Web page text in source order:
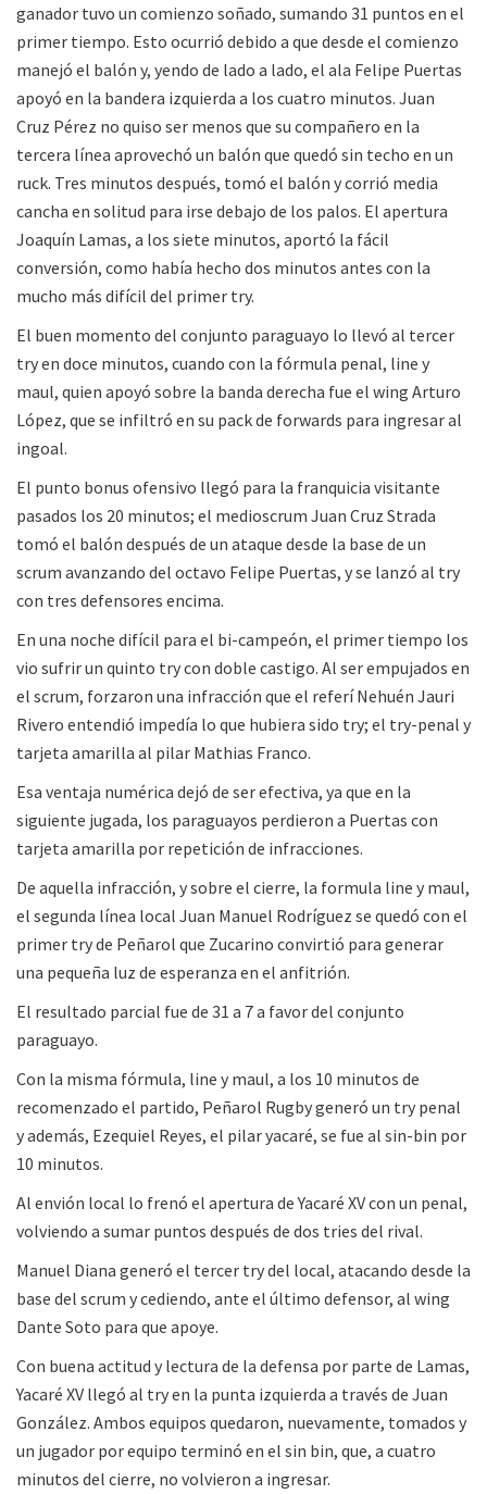
ganador tuvo un comienzo soñado, sumando 31 puntos en el
primer tiempo. Esto ocurrió debido a que desde el comienzo
manejó el balón y, yendo de lado a lado, el ala Felipe Puertas
apoyó en la bandera izquierda a los cuatro minutos. Juan
Cruz Pérez no quiso ser menos que su compañero en la
tercera línea aprovechó un balón que quedó sin techo en un
ruck. Tres minutos después, tomó el balón y corrió media
cancha en solitud para irse debajo de los palos. El apertura
Joaquín Lamas, a los siete minutos, aportó la fácil
conversión, como había hecho dos minutos antes con la
mucho más difícil del primer try.
El buen momento del conjunto paraguayo lo llevó al tercer
try en doce minutos, cuando con la fórmula penal, line y
maul, quien apoyó sobre la banda derecha fue el wing Arturo
López, que se infiltró en su pack de forwards para ingresar al
ingoal.
El punto bonus ofensivo llegó para la franquicia visitante
pasados los 20 minutos; el medioscrum Juan Cruz Strada
tomó el balón después de un ataque desde la base de un
scrum avanzando del octavo Felipe Puertas, y se lanzó al try
con tres defensores encima.
En una noche difícil para el bi-campeón, el primer tiempo los
vio sufrir un quinto try con doble castigo. Al ser empujados en
el scrum, forzaron una infracción que el referí Nehuén Jauri
Rivero entendió impedía lo que hubiera sido try; el try-penal y
tarjeta amarilla al pilar Mathias Franco.
Esa ventaja numérica dejó de ser efectiva, ya que en la
siguiente jugada, los paraguayos perdieron a Puertas con
tarjeta amarilla por repetición de infracciones.
De aquella infracción, y sobre el cierre, la formula line y maul,
el segunda línea local Juan Manuel Rodríguez se quedó con el
primer try de Peñarol que Zucarino convirtió para generar
una pequeña luz de esperanza en el anfitrión.
El resultado parcial fue de 31 a 7 a favor del conjunto
paraguayo.
Con la misma fórmula, line y maul, a los 10 minutos de
recomenzado el partido, Peñarol Rugby generó un try penal
y además, Ezequiel Reyes, el pilar yacaré, se fue al sin-bin por
10 minutos.
Al envión local lo frenó el apertura de Yacaré XV con un penal,
volviendo a sumar puntos después de dos tries del rival.
Manuel Diana generó el tercer try del local, atacando desde la
base del scrum y cediendo, ante el último defensor, al wing
Dante Soto para que apoye.
Con buena actitud y lectura de la defensa por parte de Lamas,
Yacaré XV llegó al try en la punta izquierda a través de Juan
González. Ambos equipos quedaron, nuevamente, tomados y
un jugador por equipo terminó en el sin bin, que, a cuatro
minutos del cierre, no volvieron a ingresar.